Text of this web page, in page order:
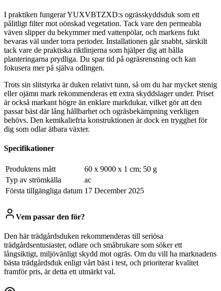
I praktiken fungerar YUXVBTZXD:s ogrässkyddsduk som ett
pålitligt filter mot oönskad vegetation. Tack vare den permeabla
väven slipper du bekymmer med vattenpölar, och markens fukt
bevaras väl under torra perioder. Installationen går snabbt, särskilt
tack vare de praktiska riktlinjerna som hjälper dig att hålla
planteringarna prydliga. Du spar tid på ogräsrensning och kan
fokusera mer på själva odlingen.
Trots sin slitstyrka är duken relativt tunn, så om du har mycket stenig
eller ojämn mark rekommenderas ett extra skyddslager under. Priset
är också markant högre än enklare markdukar, vilket gör att den
passar bäst där lång hållbarhet och ogräsbekämpning verkligen
behövs. Den kemikaliefria konstruktionen är dock en trygghet för
dig som odlar ätbara växter.
Specifikationer
Produktens mått
‎60 x 9000 x 1 cm; 50 g
Typ av strömkälla
‎ac
Första tillgängliga datum 17 December 2025
Vem passar den för?
Den här trädgårdsduken rekommenderas till seriösa
trädgårdsentusiaster, odlare och småbrukare som söker ett
långsiktigt, miljövänligt skydd mot ogräs. Om du vill ha marknadens
bästa trädgårdsduk enligt vårt bäst i test, och prioriterar kvalitet
framför pris, är detta ett utmärkt val.